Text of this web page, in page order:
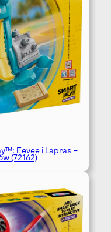
Eevee i Lapras –
(72162)